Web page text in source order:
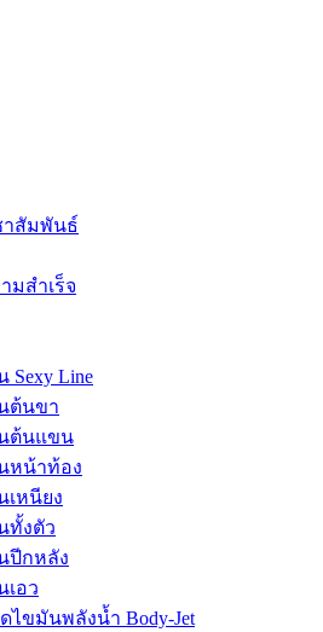
าสัมพันธ์
มสำเร็จ
Sexy Line
ต้นขา
ต้นแขน
หน้าท้อง
เหนียง
ทั้งตัว
ปีกหลัง
เอว
ไขมันพลังน้ำ Body-Jet